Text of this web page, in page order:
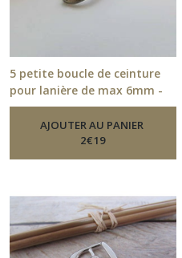
5 petite boucle de ceinture
pour lanière de max 6mm -
métal bronze - 2 x 1.2 cm -
-Boucle De Ceinture
AJOUTER AU PANIER
2€19